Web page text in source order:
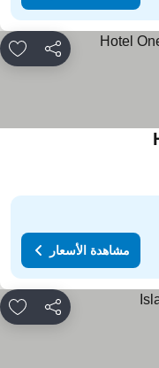
مشاركة
مشاهدة الأسعار
مشاهدة الأسعار
مشاركة